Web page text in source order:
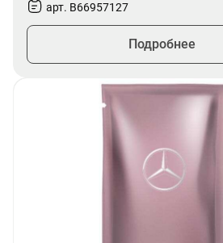
арт. B66957127
Подробнее